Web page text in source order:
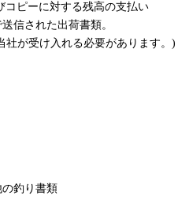
コピーに対する残高の支払い
信された出荷書類。
社が受け入れる必要があります。)
釣り書類